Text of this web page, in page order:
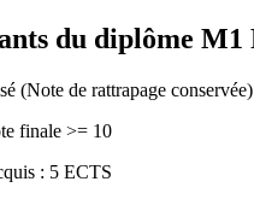
du diplôme M1
(Note de rattrapage conservée)
finale >= 10
: 5 ECTS